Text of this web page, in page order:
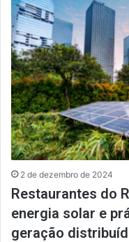
2 de dezembro de 2024
Restaurantes do
energia solar e
geração